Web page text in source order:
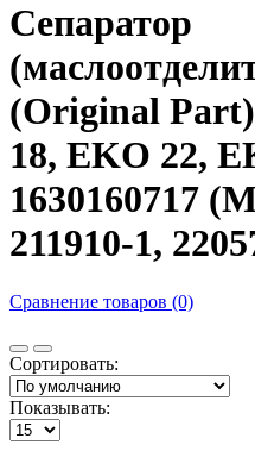
Сепаратор
(Original
18, EKO 22,
1630160717
211910-1,
Сравнение товаров (0)
Сортировать:
Показывать: